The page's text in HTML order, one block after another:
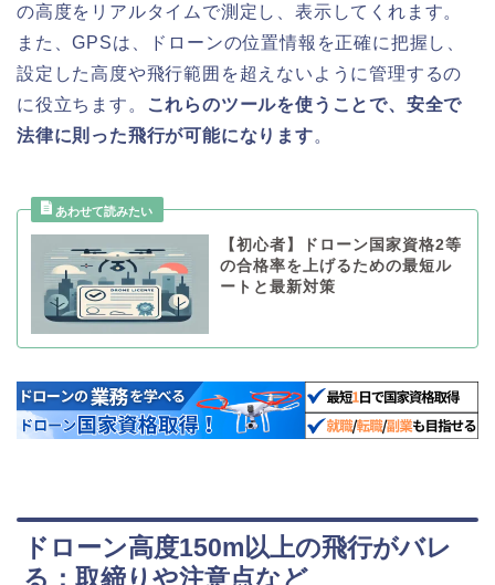
の高度をリアルタイムで測定し、表示してくれます。
また、GPSは、ドローンの位置情報を正確に把握し、
設定した高度や飛行範囲を超えないように管理するの
に役立ちます。
これらのツールを使うことで、安全で
法律に則った飛行が可能になります。
【初心者】ドローン国家資格2等
の合格率を上げるための最短ル
ートと最新対策
ドローン高度150m以上の飛行がバレ
る：取締りや注意点など